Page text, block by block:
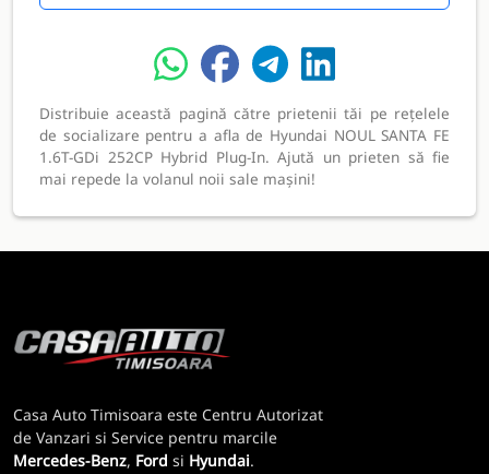
Distribuie această pagină către prietenii tăi pe rețelele
de socializare pentru a afla de Hyundai NOUL SANTA FE
1.6T-GDi 252CP Hybrid Plug-In. Ajută un prieten să fie
mai repede la volanul noii sale mașini!
Casa Auto Timisoara este Centru Autorizat
de Vanzari si Service pentru marcile
Mercedes-Benz, Ford si Hyundai.